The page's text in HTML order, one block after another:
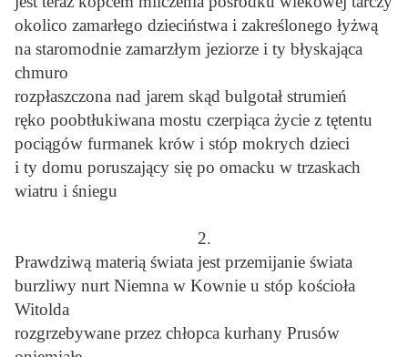
okolico zamarłego dzieciństwa i zakreślonego łyżwą
na staromodnie zamarzłym jeziorze i ty błyskająca
chmuro
rozpłaszczona nad jarem skąd bulgotał strumień
ręko poobtłukiwana mostu czerpiąca życie z tętentu
pociągów furmanek krów i stóp mokrych dzieci
i ty domu poruszający się po omacku w trzaskach
wiatru i śniegu
2.
Prawdziwą materią świata jest przemijanie świata
burzliwy nurt Niemna w Kownie u stóp kościoła
Witolda
rozgrzebywane przez chłopca kurhany Prusów